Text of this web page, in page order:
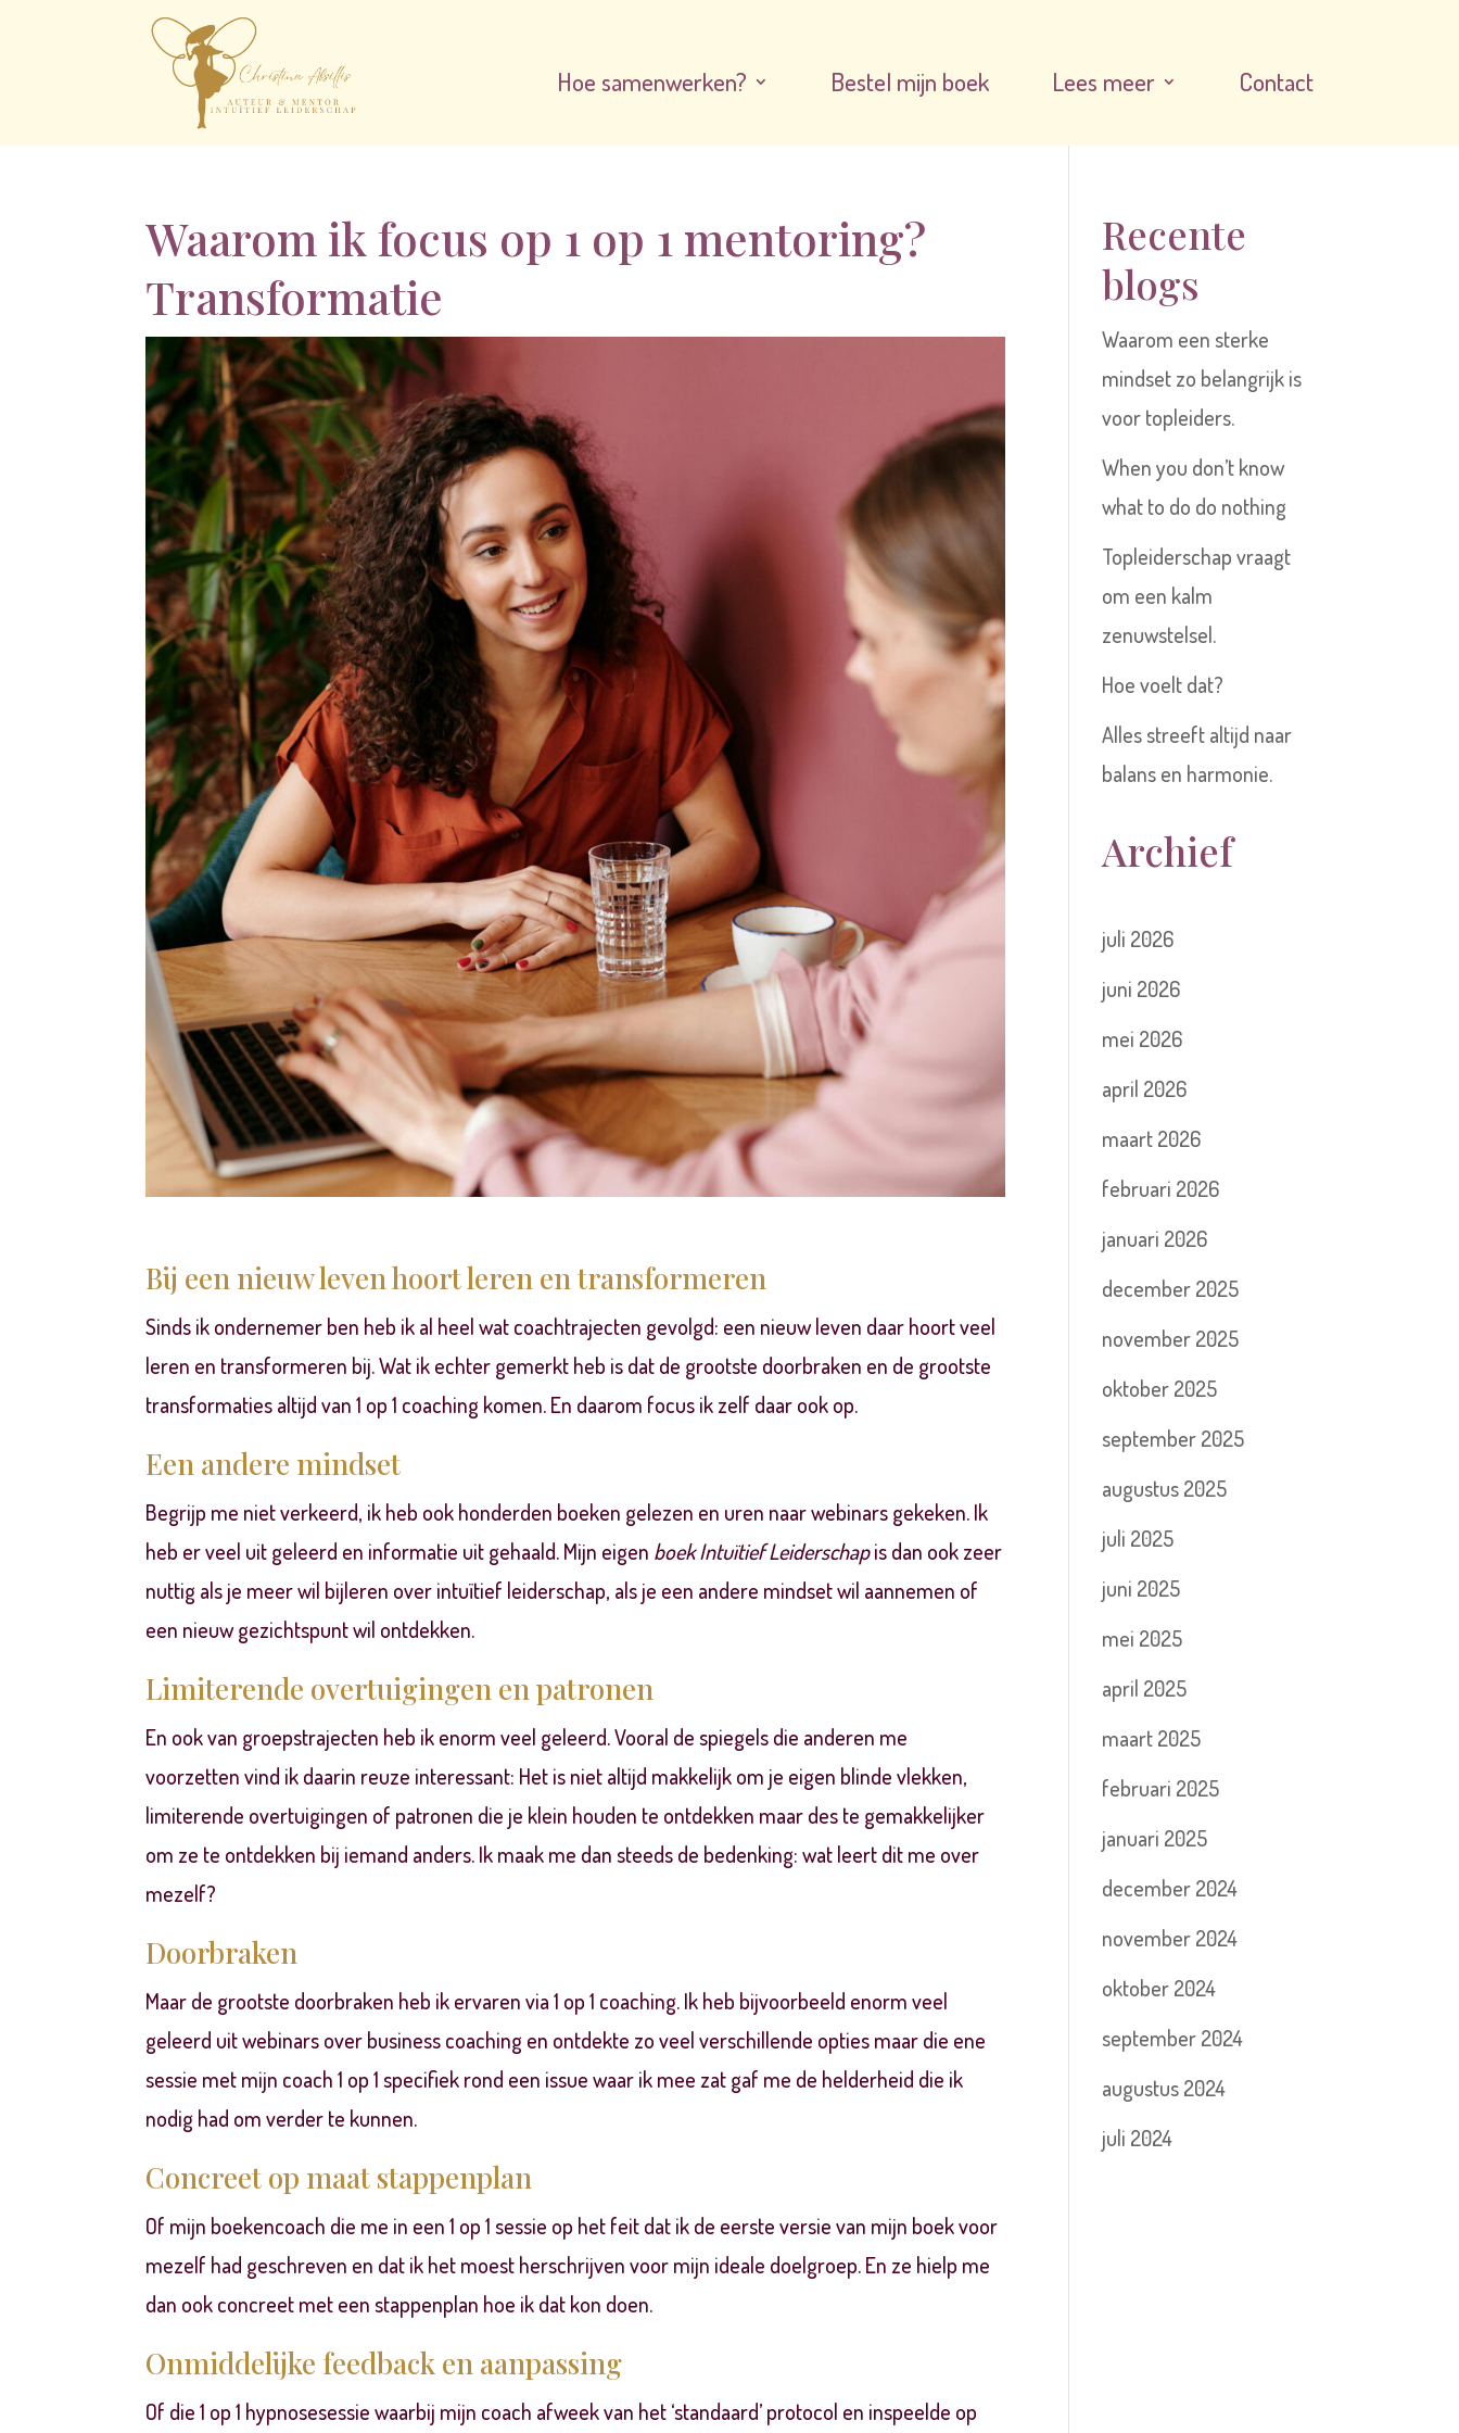
Hoe samenwerken? Bestel mijn boek Lees meer Contact
Waarom ik focus op 1 op 1 mentoring?
Transformatie
Bij een nieuw leven hoort leren en transformeren
Sinds ik ondernemer ben heb ik al heel wat coachtrajecten gevolgd: een nieuw leven daar hoort veel
leren en transformeren bij. Wat ik echter gemerkt heb is dat de grootste doorbraken en de grootste
transformaties altijd van 1 op 1 coaching komen. En daarom focus ik zelf daar ook op.
Een andere mindset
Begrijp me niet verkeerd, ik heb ook honderden boeken gelezen en uren naar webinars gekeken. Ik
heb er veel uit geleerd en informatie uit gehaald. Mijn eigen boek Intuïtief Leiderschapis dan ook zeer
nuttig als je meer wil bijleren over intuïtief leiderschap, als je een andere mindset wil aannemen of
een nieuw gezichtspunt wil ontdekken.
Limiterende overtuigingen en patronen
En ook van groepstrajecten heb ik enorm veel geleerd. Vooral de spiegels die anderen me
voorzetten vind ik daarin reuze interessant: Het is niet altijd makkelijk om je eigen blinde vlekken,
limiterende overtuigingen of patronen die je klein houden te ontdekken maar des te gemakkelijker
om ze te ontdekken bij iemand anders. Ik maak me dan steeds de bedenking: wat leert dit me over
mezelf?
Doorbraken
Maar de grootste doorbraken heb ik ervaren via 1 op 1 coaching. Ik heb bijvoorbeeld enorm veel
geleerd uit webinars over business coaching en ontdekte zo veel verschillende opties maar die ene
sessie met mijn coach 1 op 1 specifiek rond een issue waar ik mee zat gaf me de helderheid die ik
nodig had om verder te kunnen.
Concreet op maat stappenplan
Of mijn boekencoach die me in een 1 op 1 sessie op het feit dat ik de eerste versie van mijn boek voor
mezelf had geschreven en dat ik het moest herschrijven voor mijn ideale doelgroep. En ze hielp me
dan ook concreet met een stappenplan hoe ik dat kon doen.
Onmiddelijke feedback en aanpassing
Of die 1 op 1 hypnosesessiewaarbij mijn coach afweek van het ‘standaard’ protocol en inspeelde op
Recente
blogs
Waarom een sterke
mindset zo belangrijk is
voor topleiders.
When you don’t know
what to do do nothing
Topleiderschap vraagt
om een kalm
zenuwstelsel.
Hoe voelt dat?
Alles streeft altijd naar
balans en harmonie.
Archief
juli 2026
juni 2026
mei 2026
april 2026
maart 2026
februari 2026
januari 2026
december 2025
november 2025
oktober 2025
september 2025
augustus 2025
juli 2025
juni 2025
mei 2025
april 2025
maart 2025
februari 2025
januari 2025
december 2024
november 2024
oktober 2024
september 2024
augustus 2024
juli 2024